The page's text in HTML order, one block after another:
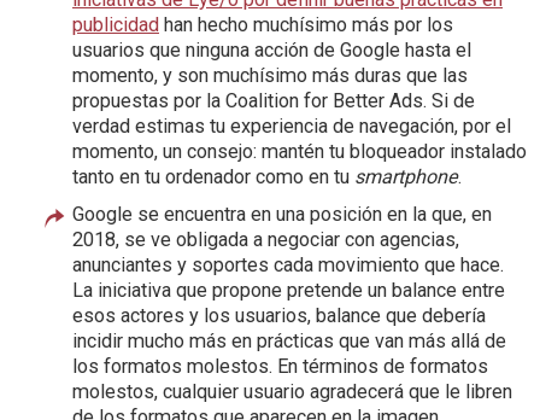
publicidad han hecho muchísimo más por los
usuarios que ninguna acción de Google hasta el
momento, y son muchísimo más duras que las
propuestas por la Coalition for Better Ads. Si de
verdad estimas tu experiencia de navegación, por el
momento, un consejo: mantén tu bloqueador instalado
tanto en tu ordenador como en tu smartphone.
Google se encuentra en una posición en la que, en
2018, se ve obligada a negociar con agencias,
anunciantes y soportes cada movimiento que hace.
La iniciativa que propone pretende un balance entre
esos actores y los usuarios, balance que debería
incidir mucho más en prácticas que van más allá de
los formatos molestos. En términos de formatos
molestos, cualquier usuario agradecerá que le libren